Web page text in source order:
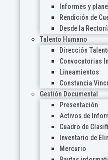
Informes y
Rendición de
Desde la
Talento Humano
Dirección
Convocatorias
Lineamientos
Constancia
Gestión Documental
Presentación
Activos de
Cuadro de
Inventario de
Mercurio